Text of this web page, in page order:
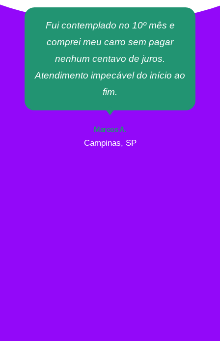
Fui contemplado no 10º mês e
comprei meu carro sem pagar
nenhum centavo de juros.
Atendimento impecável do início ao
fim.
Marcos A.
Campinas, SP